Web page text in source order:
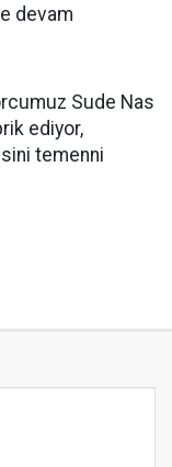
devam
Sude Nas
ediyor,
temenni